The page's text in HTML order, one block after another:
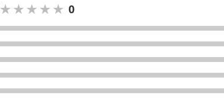
★★★★★
★★★★★ 0